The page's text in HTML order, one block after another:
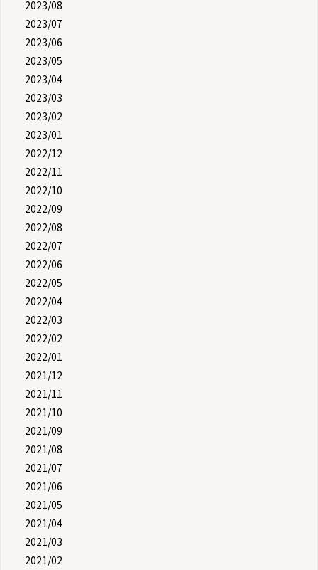
2023/08
2023/07
2023/06
2023/05
2023/04
2023/03
2023/02
2023/01
2022/12
2022/11
2022/10
2022/09
2022/08
2022/07
2022/06
2022/05
2022/04
2022/03
2022/02
2022/01
2021/12
2021/11
2021/10
2021/09
2021/08
2021/07
2021/06
2021/05
2021/04
2021/03
2021/02